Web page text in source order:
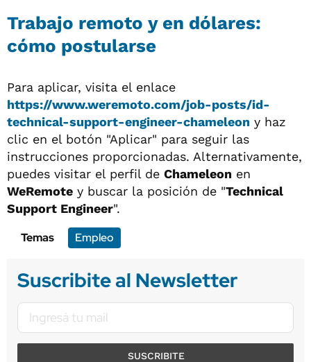
Trabajo remoto y en dólares:
cómo postularse
Para aplicar, visita el enlace
https://www.weremoto.com/job-posts/id-
technical-support-engineer-chameleon y haz
clic en el botón "Aplicar" para seguir las
instrucciones proporcionadas. Alternativamente,
puedes visitar el perfil de Chameleon en
WeRemote y buscar la posición de "Technical
Support Engineer".
Temas
Empleo
Suscribite al Newsletter
SUSCRIBITE